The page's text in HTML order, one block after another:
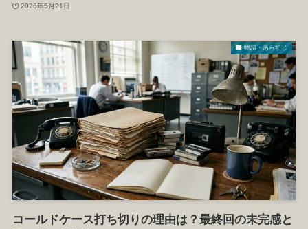
2026年5月21日
物語・あらすじ
コールドケース打ち切りの理由は？最終回の未完感と